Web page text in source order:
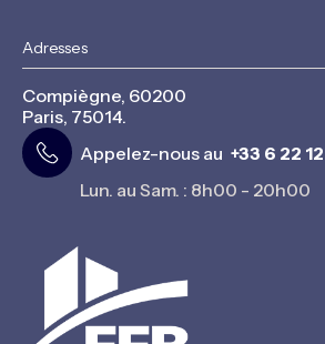
Adresses
Compiègne, 60200
Paris, 75014.
Appelez-nous au +33 6 22
Lun. au Sam. : 8h00 - 20h00